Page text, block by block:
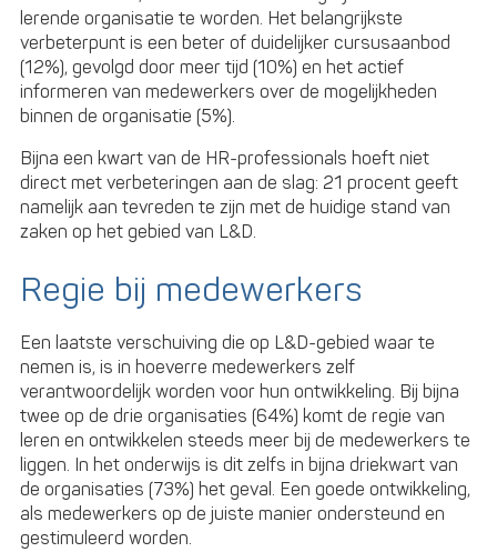
lerende organisatie te worden. Het belangrijkste
verbeterpunt is een beter of duidelijker cursusaanbod
(12%), gevolgd door meer tijd (10%) en het actief
informeren van medewerkers over de mogelijkheden
binnen de organisatie (5%).
Bijna een kwart van de HR-professionals hoeft niet
direct met verbeteringen aan de slag: 21 procent geeft
namelijk aan tevreden te zijn met de huidige stand van
zaken op het gebied van L&D.
Regie bij medewerkers
Een laatste verschuiving die op L&D-gebied waar te
nemen is, is in hoeverre medewerkers zelf
verantwoordelijk worden voor hun ontwikkeling. Bij bijna
twee op de drie organisaties (64%) komt de regie van
leren en ontwikkelen steeds meer bij de medewerkers te
liggen. In het onderwijs is dit zelfs in bijna driekwart van
de organisaties (73%) het geval. Een goede ontwikkeling,
als medewerkers op de juiste manier ondersteund en
gestimuleerd worden.